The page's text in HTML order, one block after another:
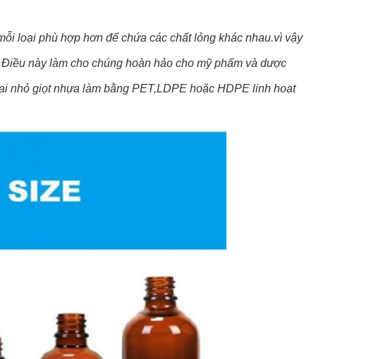
loại phù hợp hơn để chứa các chất lỏng khác nhau.vì vậy
này làm cho chúng hoàn hảo cho mỹ phẩm và dược
nhỏ giọt nhựa làm bằng PET,LDPE hoặc HDPE linh hoạt